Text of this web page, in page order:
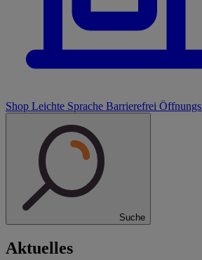
Shop Leichte Sprache Barrierefrei
Suche
Aktuelles